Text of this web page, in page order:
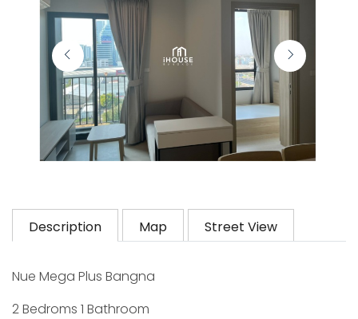
Description Map Street View
Nue Mega Plus Bangna
2 Bedroms 1 Bathroom